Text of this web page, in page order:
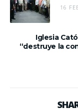
16
Iglesia
“destruye la